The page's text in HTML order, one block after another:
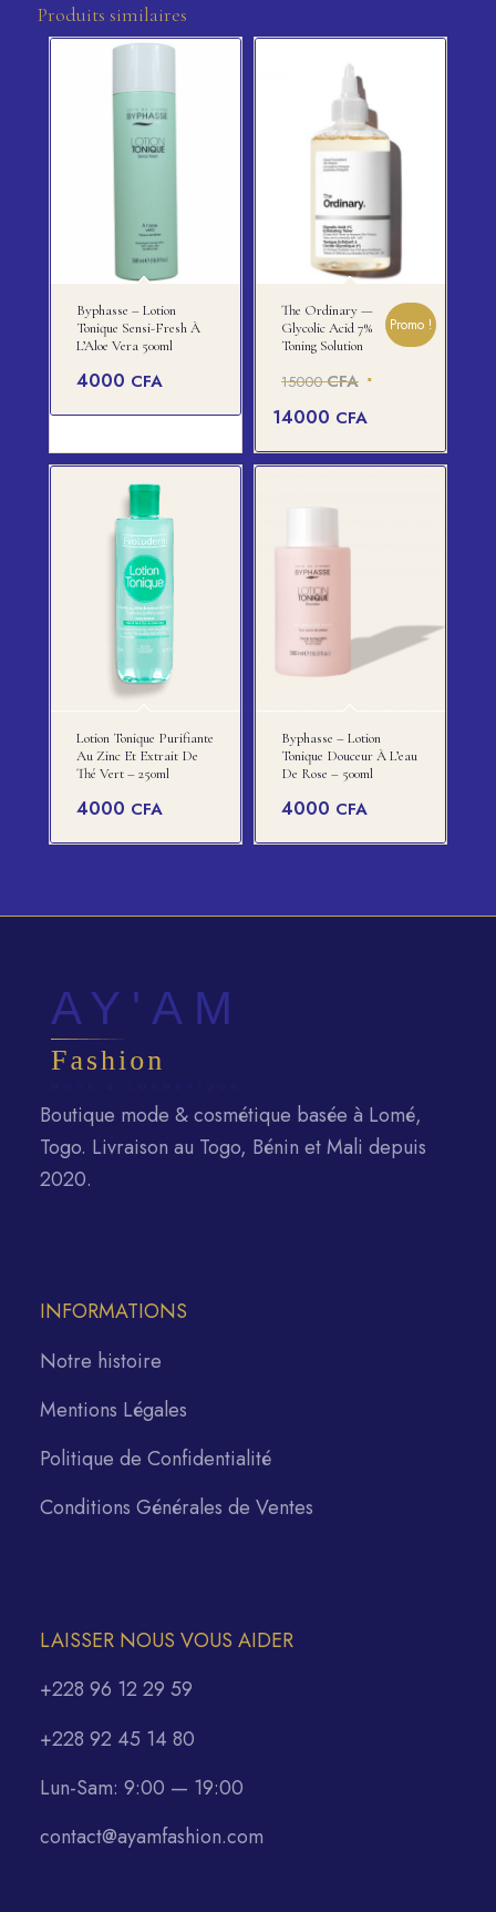
Produits similaires
Byphasse – Lotion
Tonique Sensi-Fresh À
L’Aloe Vera 500ml
4000 CFA
The Ordinary —
Glycolic Acid 7%
Toning Solution
15000CFA Le
initial
était :
14000 CFA
actuel
Promo !
Lotion Tonique Purifiante
Au Zinc Et Extrait De
Thé Vert – 250ml
4000 CFA
Byphasse – Lotion
Tonique Douceur À L’eau
De Rose – 500ml
4000 CFA
Boutique mode & cosmétique basée à Lomé,
Togo. Livraison au Togo, Bénin et Mali depuis
2020.
INFORMATIONS
Notre histoire
Mentions Légales
Politique de Confidentialité
Conditions Générales de Ventes
LAISSER NOUS VOUS AIDER
+228 96 12 29 59
+228 92 45 14 80
Lun-Sam: 9:00 — 19:00
contact@ayamfashion.com